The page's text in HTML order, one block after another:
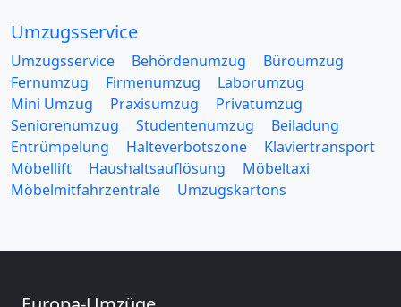
Umzugsservice
Umzugsservice Behördenumzug
Büroumzug
Fernumzug
Firmenumzug
Laborumzug
Mini Umzug
Praxisumzug
Privatumzug
Seniorenumzug
Studentenumzug
Beiladung
Entrümpelung
Halteverbotszone
Klaviertransport
Möbellift
Haushaltsauflösung
Möbeltaxi
Möbelmitfahrzentrale
Umzugskartons